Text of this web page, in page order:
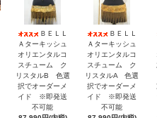
ＢＥＬＬ
Ａターキッシュ
オリエンタルコ
スチューム ク
リスタルB 色選
択でオーダーメ
イド ※即発送
不可能
ＢＥＬＬ
Ａターキッシュ
オリエンタルコ
スチューム ク
リスタルA 色選
択でオーダーメ
イド ※即発送
不可能